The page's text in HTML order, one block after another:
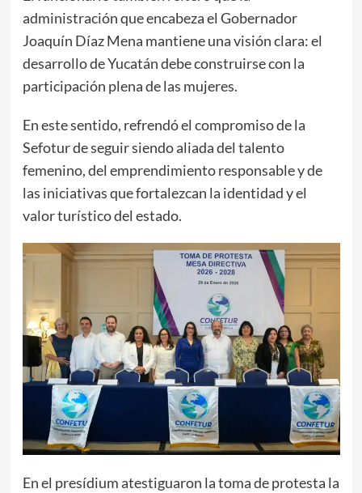
administración que encabeza el Gobernador
Joaquín Díaz Mena mantiene una visión clara: el
desarrollo de Yucatán debe construirse con la
participación plena de las mujeres.
En este sentido, refrendó el compromiso de la
Sefotur de seguir siendo aliada del talento
femenino, del emprendimiento responsable y de
las iniciativas que fortalezcan la identidad y el
valor turístico del estado.
En el presídium atestiguaron la toma de protesta la